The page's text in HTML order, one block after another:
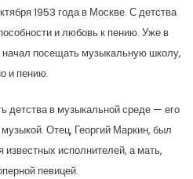
1953 года в Москве. С детства
и любовь к пению. Уже в
посещать музыкальную школу,
и пению.
детства в музыкальной среде — его
Отец, Георгий Маркин, был
исполнителей, а мать,
певицей.